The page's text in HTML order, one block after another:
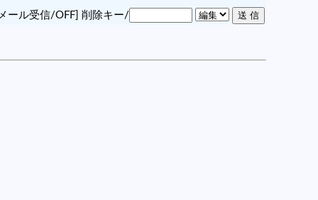
ール受信/OFF] 削除キー/